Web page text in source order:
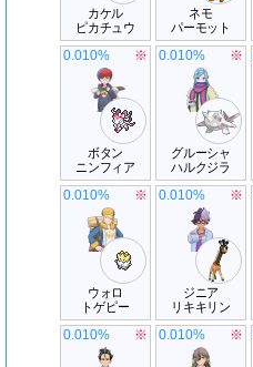
カケル
ピカチュウ
ネモ
パーモット
ボタン
ニンフィア
0.010% ※
グルーシャ
ハルクジラ
0.010% ※
ウォロ
トゲピー
0.010% ※
ジニア
リキキリン
0.010% ※
0.010% ※ 0.010% ※